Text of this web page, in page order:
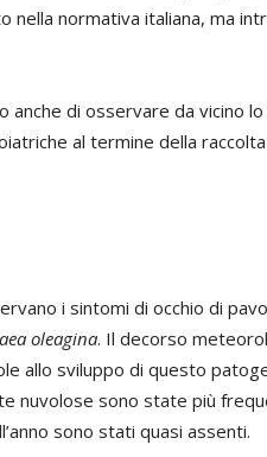
nella normativa italiana, ma
anche di osservare da vicino
al termine della
i sintomi di occhio di
oleagina. Il decorso
allo sviluppo di questo
nuvolose sono state più
sono stati quasi assenti.